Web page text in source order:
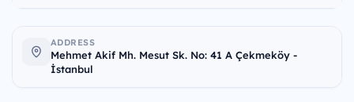
ADDRESS
Mehmet Akif Mh. Mesut Sk. No: 41 A Çekmeköy -
İstanbul